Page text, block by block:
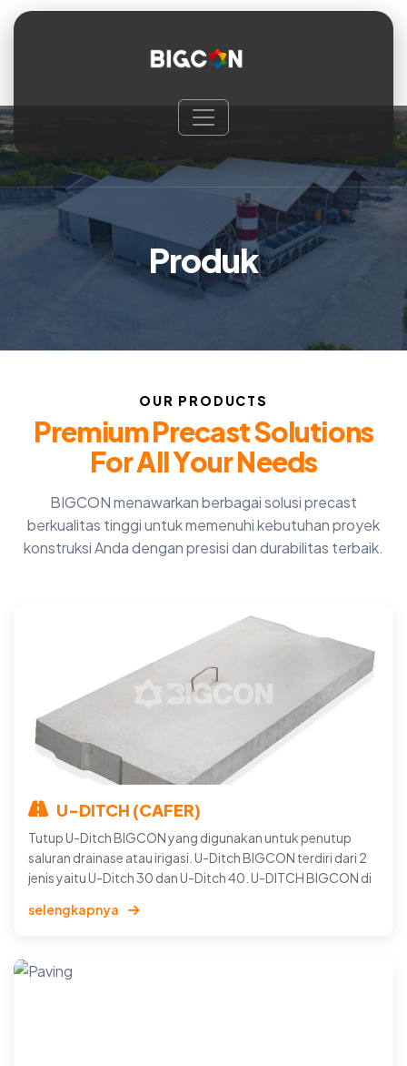
Produk
OUR PRODUCTS
PremiumPrecastSolutions
ForAllYourNeeds
BIGCON menawarkan berbagai solusi precast
berkualitas tinggi untuk memenuhi kebutuhan proyek
konstruksi Anda dengan presisi dan durabilitas terbaik.
U-DITCH (CAFER)
Tutup U-Ditch BIGCON yang digunakan untuk penutup
saluran drainase atau irigasi. U-Ditch BIGCON terdiri dari 2
jenis yaitu U-Ditch 30 dan U-Ditch 40. U-DITCH BIGCON di
selengkapnya